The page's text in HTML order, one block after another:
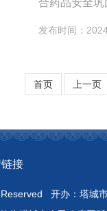
合药品安全
发布时间：
首页 上一页
接
开办：塔